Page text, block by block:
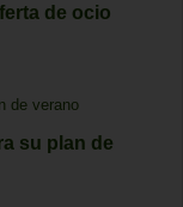
de ocio
su plan de